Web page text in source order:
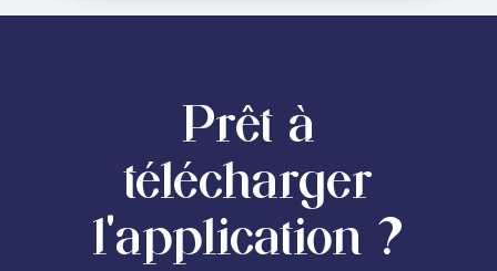
Prêt à
télécharger
l'application ?